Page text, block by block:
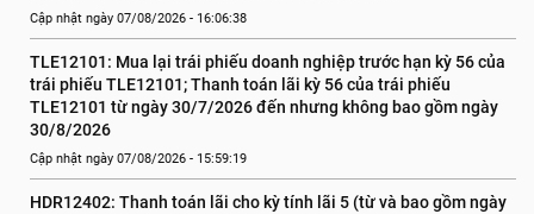
Cập nhật ngày 07/08/2026 - 16:06:38
TLE12101: Mua lại trái phiếu doanh nghiệp trước hạn kỳ 56 của
trái phiếu TLE12101; Thanh toán lãi kỳ 56 của trái phiếu
TLE12101 từ ngày 30/7/2026 đến nhưng không bao gồm ngày
30/8/2026
Cập nhật ngày 07/08/2026 - 15:59:19
HDR12402: Thanh toán lãi cho kỳ tính lãi 5 (từ và bao gồm ngày